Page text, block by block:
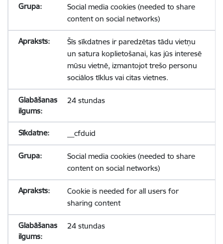
Social media cookies (needed to share
content on social networks)
Šīs sīkdatnes ir paredzētas tādu vietņu
un satura koplietošanai, kas jūs interesē
mūsu vietnē, izmantojot trešo personu
sociālos tīklus vai citas vietnes.
24 stundas
__cfduid
Social media cookies (needed to share
content on social networks)
Cookie is needed for all users for
sharing content
24 stundas